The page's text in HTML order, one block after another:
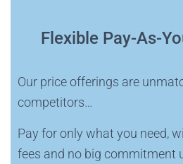
Flexible Pay-As-
Our price offerings are
competitors…
Pay for only what you need,
fees and no big commitment